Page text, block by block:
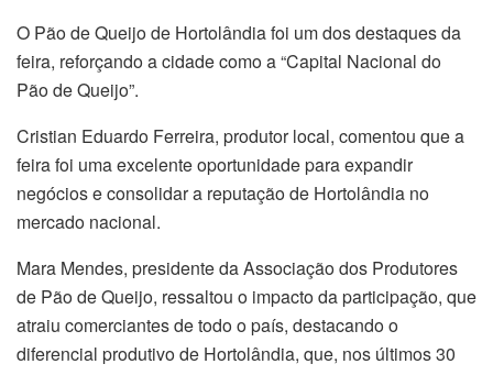
O Pão de Queijo de Hortolândia foi um dos destaques da
feira, reforçando a cidade como a “Capital Nacional do
Pão de Queijo”.
Cristian Eduardo Ferreira, produtor local, comentou que a
feira foi uma excelente oportunidade para expandir
negócios e consolidar a reputação de Hortolândia no
mercado nacional.
Mara Mendes, presidente da Associação dos Produtores
de Pão de Queijo, ressaltou o impacto da participação, que
atraiu comerciantes de todo o país, destacando o
diferencial produtivo de Hortolândia, que, nos últimos 30